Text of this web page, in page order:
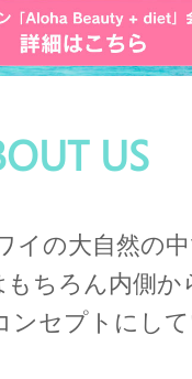
US
イの大自然の
もちろん内側か
ンセプトにし